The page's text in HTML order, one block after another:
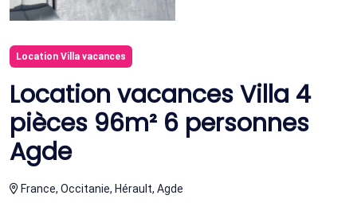
Location Villa vacances
Location vacances Villa 4
pièces 96m² 6 personnes
Agde
France, Occitanie, Hérault, Agde